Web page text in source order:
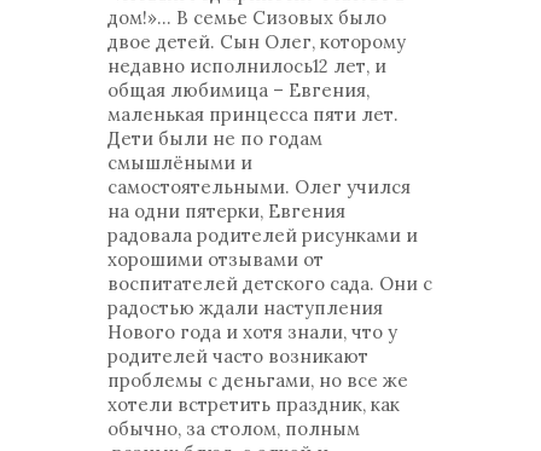
дом!»... В семье Сизовых было
двое детей. Сын Олег, которому
недавно исполнилось12 лет, и
общая любимица – Евгения,
маленькая принцесса пяти лет.
Дети были не по годам
смышлёными и
самостоятельными. Олег учился
на одни пятерки, Евгения
радовала родителей рисунками и
хорошими отзывами от
воспитателей детского сада. Они с
радостью ждали наступления
Нового года и хотя знали, что у
родителей часто возникают
проблемы с деньгами, но все же
хотели встретить праздник, как
обычно, за столом, полным